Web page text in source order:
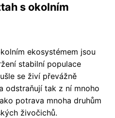
s okolním
ekosystémem jsou
stabilní populace
se živí převážně
odstraňují tak z ní mnoho
potrava mnoha druhům
živočichů.